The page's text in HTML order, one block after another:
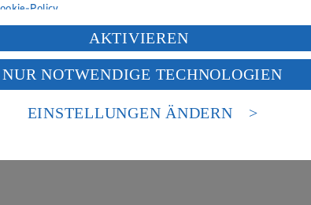
Policy.
personenbezogenen Daten in den USA durch Facebook und
klickst, willigst du im Sinne des Art. 49 Abs. 1 Satz 1 lit.
in den USA verarbeitet werden. Der EuGH sieht die USA als
Standards nicht angemessenen Datenschutzniveau an. Es
durch US-amerikanische Behörden.
AKTIVIEREN
NUR NOTWENDIGE TECHNOLOGIEN
EINSTELLUNGEN ÄNDERN